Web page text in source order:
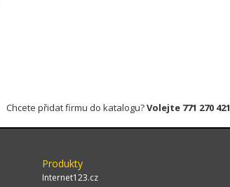
Chcete přidat firmu do katalogu?Volejte 771 270 421
Produkty
Internet123.cz